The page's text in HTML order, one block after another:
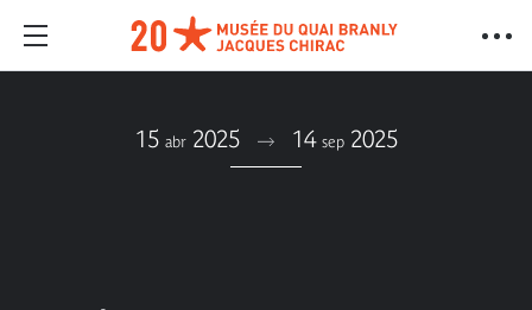
15 abr 2025 14 sep 2025